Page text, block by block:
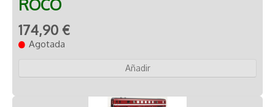
ROCO
174,90 €
Agotada
Añadir